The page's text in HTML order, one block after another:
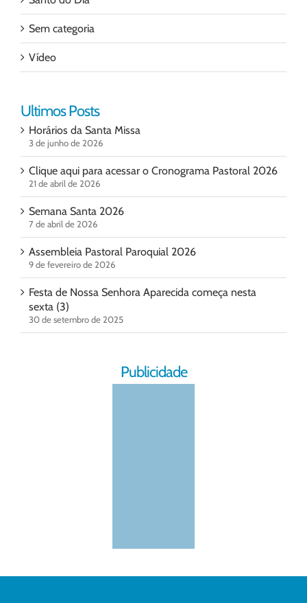
Sem categoria
Vídeo
Ultimos Posts
Horários da Santa Missa
3 de junho de 2026
Clique aqui para acessar o Cronograma Pastoral 2026
21 de abril de 2026
Semana Santa 2026
7 de abril de 2026
Assembleia Pastoral Paroquial 2026
9 de fevereiro de 2026
Festa de Nossa Senhora Aparecida começa nesta
sexta (3)
30 de setembro de 2025
Publicidade